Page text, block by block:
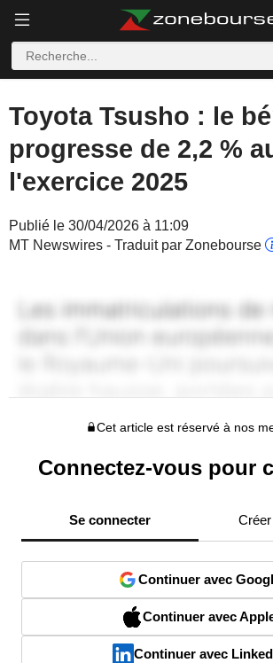
Toyota Tsusho : le
progresse de 2,2 %
l'exercice 2025
Publié le 30/04/2026 à 11:09
MT Newswires - Traduit par Zonebourse
Cet article est réservé à nos
Connectez-vous pour
Se connecter
Continuer avec
Continuer avec
Continuer avec